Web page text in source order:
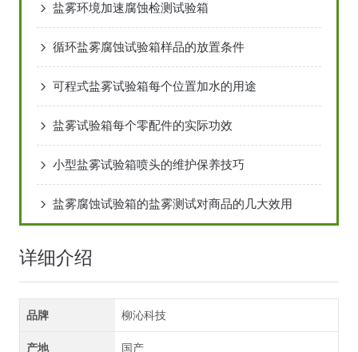
盐雾环境加速腐蚀检测试验箱
循环盐雾腐蚀试验箱样品的放置条件
可程式盐雾试验箱每个位置加水的用途
盐雾试验箱每个零配件的实际功效
小型盐雾试验箱喷头的维护保养技巧
盐雾腐蚀试验箱的盐雾测试对商品的几大效用
详细介绍
品牌 柳沁科技
产地 国产